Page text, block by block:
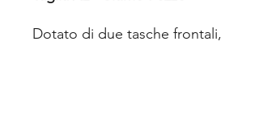
Dotato di due tasche frontali,